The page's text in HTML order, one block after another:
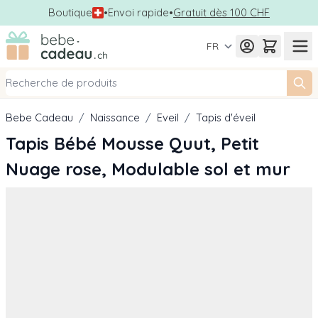
Boutique •Envoi rapide•Gratuit dès 100 CHF
Allez au contenu
FR
Bebe Cadeau / Naissance / Eveil / Tapis d'éveil
Tapis Bébé Mousse Quut, Petit
Nuage rose, Modulable sol et mur